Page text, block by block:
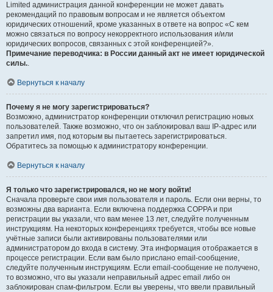
Limited администрация данной конференции не может давать
рекомендаций по правовым вопросам и не является объектом
юридических отношений, кроме указанных в ответе на вопрос «С кем
можно связаться по вопросу некорректного использования и/или
юридических вопросов, связанных с этой конференцией?».
Примечание переводчика: в России данный акт не имеет юридической
силы..
Вернуться к началу
Почему я не могу зарегистрироваться?
Возможно, администратор конференции отключил регистрацию новых
пользователей. Также возможно, что он заблокировал ваш IP-адрес или
запретил имя, под которым вы пытаетесь зарегистрироваться.
Обратитесь за помощью к администратору конференции.
Вернуться к началу
Я только что зарегистрировался, но не могу войти!
Сначала проверьте свои имя пользователя и пароль. Если они верны, то
возможны два варианта. Если включена поддержка COPPA и при
регистрации вы указали, что вам менее 13 лет, следуйте полученным
инструкциям. На некоторых конференциях требуется, чтобы все новые
учётные записи были активированы пользователями или
администратором до входа в систему. Эта информация отображается в
процессе регистрации. Если вам было прислано email-сообщение,
следуйте полученным инструкциям. Если email-сообщение не получено,
то возможно, что вы указали неправильный адрес email либо он
заблокирован спам-фильтром. Если вы уверены, что ввели правильный